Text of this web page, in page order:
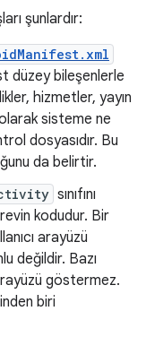
şunlardır:
düzey bileşenlerle
hizmetler, yayın
olarak sisteme ne
dosyasıdır. Bu
da belirtir.
sınıfını
kodudur. Bir
arayüzü
değildir. Bazı
göstermez.
biri